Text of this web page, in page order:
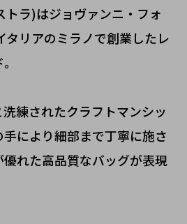
ラ)はジョヴァンニ・フォ
タリアのミラノで創業したレ
練されたクラフトマンシッ
により細部まで丁寧に施さ
れた高品質なバッグが表現